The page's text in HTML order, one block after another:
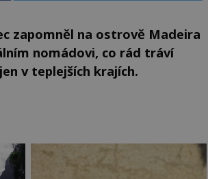
zapomněl na ostrově Madeira
nomádovi, co rád tráví
v teplejších krajích.